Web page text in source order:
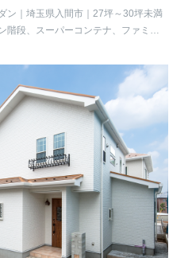
ン 埼玉県入間市
27坪～30坪未満
階段、スーパーコンテナ、ファミリ